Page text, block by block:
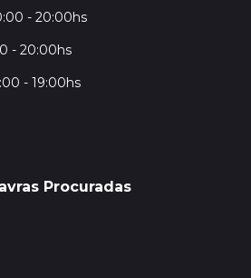
- 20:00hs
- 20:00hs
- 19:00hs
Procuradas